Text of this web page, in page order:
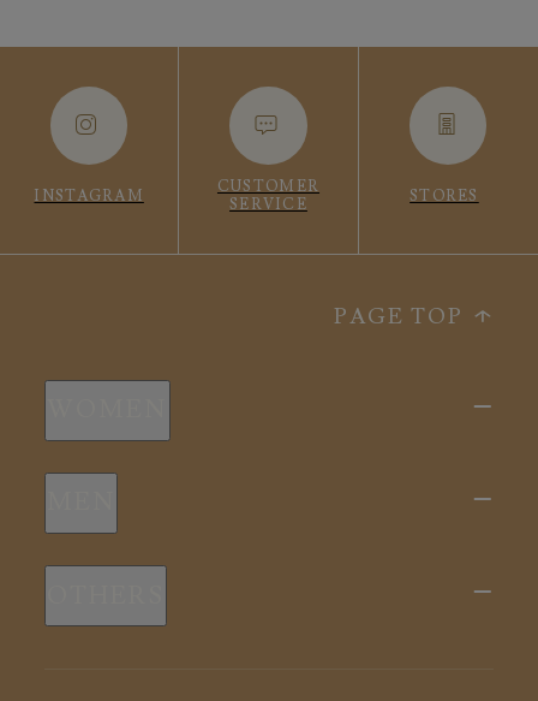
INSTAGRAM
CUSTOMER
SERVICE
STORES
PAGE TOP
新商品
スリープウェア
ルームウェア
新商品